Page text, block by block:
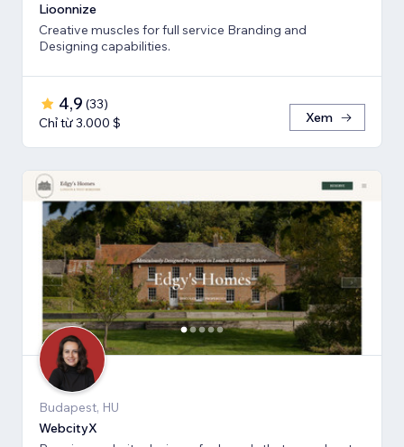
Lioonnize
Creative muscles for full service Branding and
Designing capabilities.
4,9 (33)
Chỉ từ 3.000 $
Xem
Budapest, HU
WebcityX